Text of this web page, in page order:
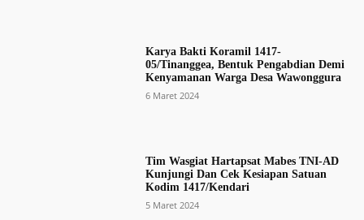
Karya Bakti Koramil 1417-
05/Tinanggea, Bentuk Pengabdian Demi
Kenyamanan Warga Desa Wawonggura
6 Maret 2024
Tim Wasgiat Hartapsat Mabes TNI-AD
Kunjungi Dan Cek Kesiapan Satuan
Kodim 1417/Kendari
5 Maret 2024